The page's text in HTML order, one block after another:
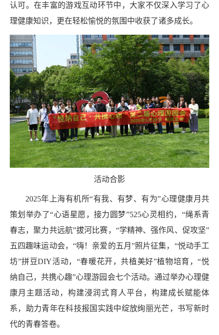
认可。在丰富的游戏互动环节中，大家不仅深入学习了心
理健康知识，更在轻松愉悦的氛围中收获了诸多成长。
活动合影
2025年上海有机所“有我、有梦、有为”心理健康月共
策划举办了“心语星愿，接力圆梦”525心灵相约，“绳系青
春志，聚力共远航”拔河比赛，“学精神、强作风、促攻坚”
五四趣味运动会，“嗨！亲爱的五月”照片征集，“悦动手工
坊”拼豆DIY活动，“春暖花开，共植美好”植物培育，“悦
纳自己，共携心趣”心理游园会七个活动。通过举办心理健
康月主题活动，构建浸润式育人平台，构建成长赋能体
系，助力青年在科技报国实践中绽放绚丽光芒，书写新时
代的青春答卷。